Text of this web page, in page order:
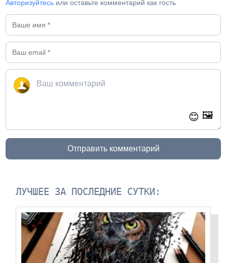
Авторизуйтесь или оставьте комментарий как гость
😊 🖼️
Отправить комментарий
ЛУЧШЕЕ ЗА ПОСЛЕДНИЕ СУТКИ: